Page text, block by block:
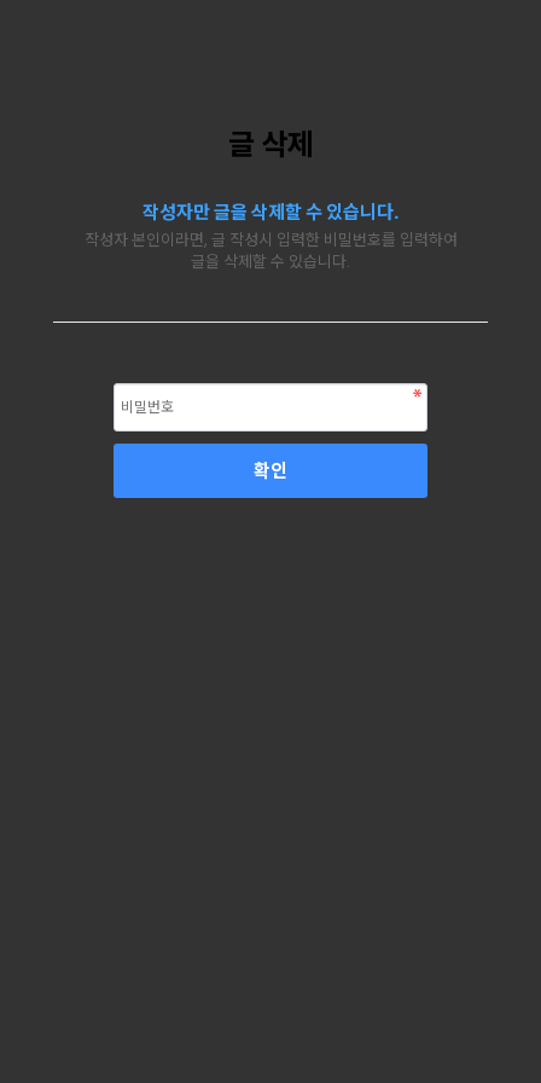
글 삭제
작성자만 글을 삭제할 수 있습니다.
작성자 본인이라면, 글 작성시 입력한 비밀번호를 입력하여
글을 삭제할 수 있습니다.